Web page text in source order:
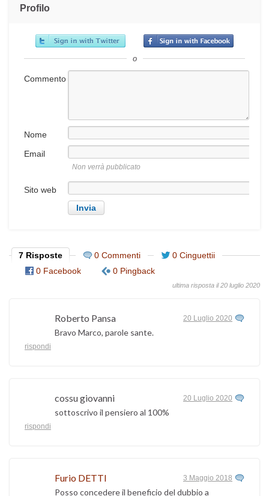
Profilo
o
Commento
Nome
Email
Non verrà pubblicato
Sito web
7 Risposte 0 Commenti
0 Cinguettii
0 Facebook
0 Pingback
ultima risposta il 20 luglio 2020
Roberto Pansa 20 Luglio 2020
Bravo Marco, parole sante.
rispondi
cossu giovanni 20 Luglio 2020
sottoscrivo il pensiero al 100%
rispondi
Furio DETTI 3 Maggio 2018
Posso concedere il beneficio del dubbio a